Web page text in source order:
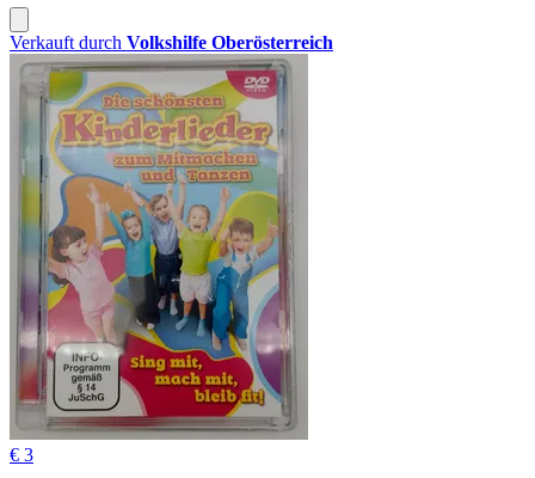
Verkauft durch Volkshilfe Oberösterreich
€ 3